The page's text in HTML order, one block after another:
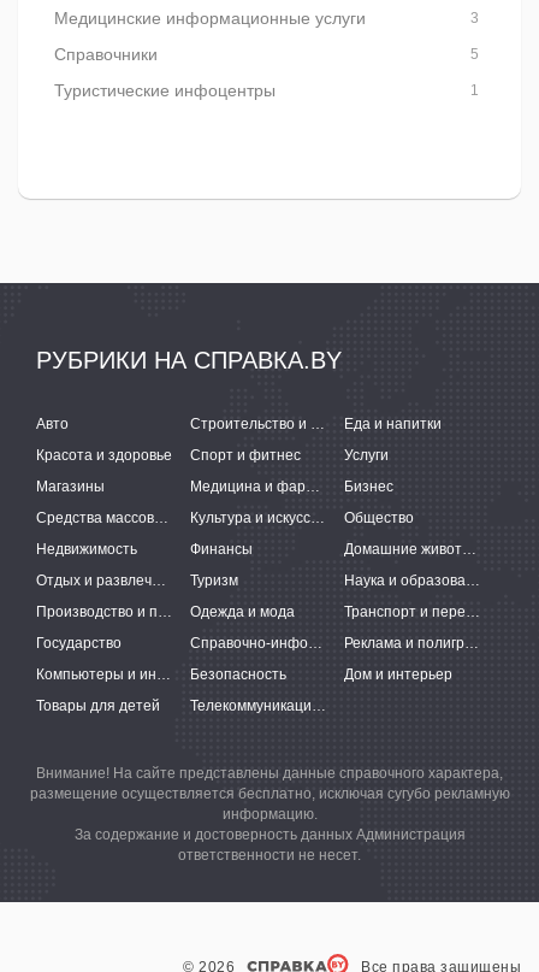
Медицинские информационные услуги 3
Справочники 5
Туристические инфоцентры 1
РУБРИКИ НА СПРАВКА.BY
Авто Строительство и ремонт
Еда и напитки
Красота и здоровье
Спорт и фитнес
Услуги
Магазины
Медицина и фармацевтика
Бизнес
Средства массовой информации
Культура и искусство
Общество
Недвижимость
Финансы
Домашние животные
Отдых и развлечения
Туризм
Наука и образование
Производство и поставки
Одежда и мода
Транспорт и перевозки
Государство
Справочно-информационные системы
Реклама и полиграфия
Компьютеры и интернет
Безопасность
Дом и интерьер
Товары для детей
Телекоммуникации и связь
Внимание! На сайте представлены данные справочного характера,
размещение осуществляется бесплатно, исключая сугубо рекламную
информацию.
За содержание и достоверность данных Администрация
ответственности не несет.
© 2026 Все права защищены